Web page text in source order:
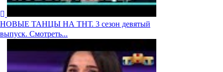
НОВЫЕ ТАНЦЫ НА ТНТ. 3 сезон девятый
выпуск. Смотреть...